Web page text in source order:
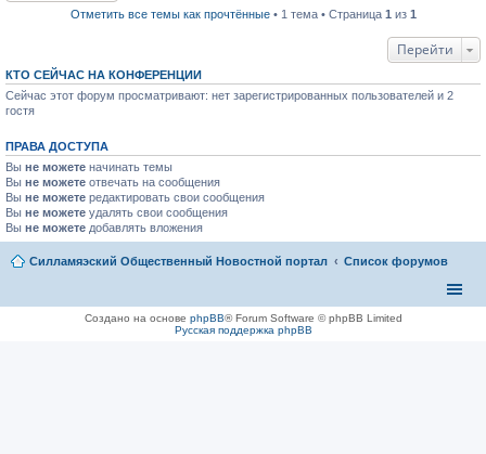
ч
н
о
м
о
о
б
щ
н
и
ю
м
у
р
о
ч
н
н
о
м
у
с
о
о
щ
и
Отметить все темы как прочтённые• 1 тема • Страница 1 из 1
Перейти
КТО СЕЙЧАС НА КОНФЕРЕНЦИИ
Сейчас этот форум просматривают: нет зарегистрированных пользователей и 2
гостя
ПРАВА ДОСТУПА
Вы не можете начинать темы
Вы не можете отвечать на сообщения
Вы не можете редактировать свои сообщения
Вы не можете удалять свои сообщения
Вы не можете добавлять вложения
Силламяэский Общественный Новостной портал Список форумов
Создано на основе phpBB® Forum Software © phpBB Limited
Русская поддержка phpBB